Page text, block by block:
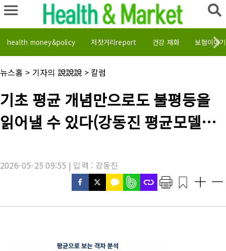
health money&policy 저잣거리report 건강 재화 보험이야기
채
널
:
뉴스홈 > 기자의 說說說 > 칼럼
기
사
목
기초 평균 개념만으로도 불평등을
읽어낼 수 있다(강동진 평균모델로
2026-05-25 09:55 | 입력 : 강동진